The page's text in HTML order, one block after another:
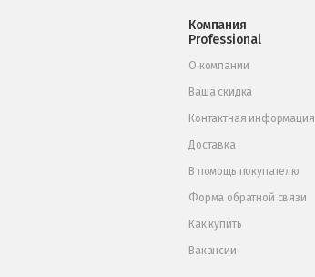
Компания
Professional
О компании
Ваша скидка
Контактная информация
Доставка
В помощь покупателю
Форма обратной связи
Как купить
Вакансии